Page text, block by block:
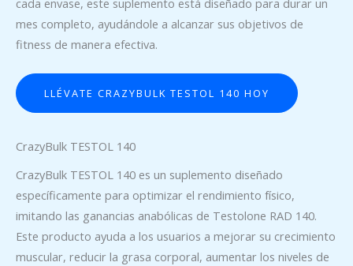
cada envase, este suplemento está diseñado para durar un
mes completo, ayudándole a alcanzar sus objetivos de
fitness de manera efectiva.
LLÉVATE CRAZYBULK TESTOL 140 HOY
CrazyBulk TESTOL 140
CrazyBulk TESTOL 140 es un suplemento diseñado
específicamente para optimizar el rendimiento físico,
imitando las ganancias anabólicas de Testolone RAD 140.
Este producto ayuda a los usuarios a mejorar su crecimiento
muscular, reducir la grasa corporal, aumentar los niveles de